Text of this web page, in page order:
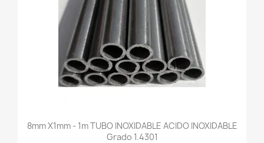
8mm X1mm - 1m TUBO INOXIDABLE ACIDO INOXIDABLE
Grado 1.4301